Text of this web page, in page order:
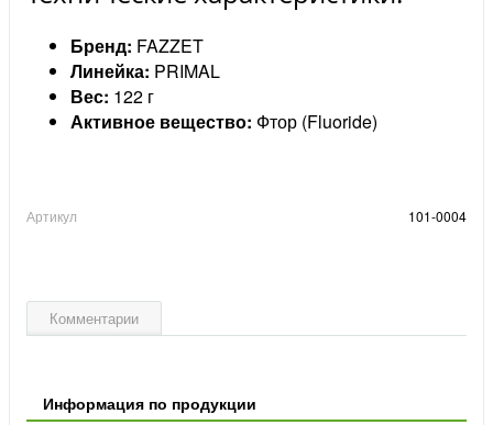
Бренд: FAZZET
Линейка: PRIMAL
Вес: 122 г
Активное вещество: Фтор (Fluoride)
Артикул 101-0004
Комментарии
Информация по продукции